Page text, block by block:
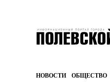
НОВОСТИ ОБЩЕСТВО